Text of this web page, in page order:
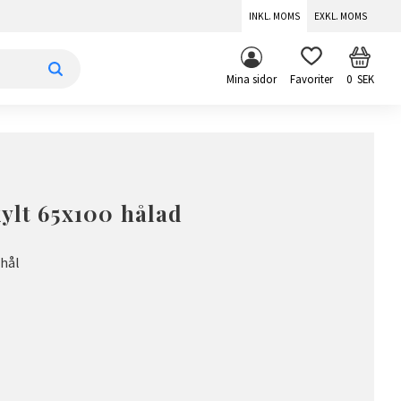
INKL. MOMS EXKL. MOMS
Mina sidor FAVORITER 0SEK
65x100 hålad